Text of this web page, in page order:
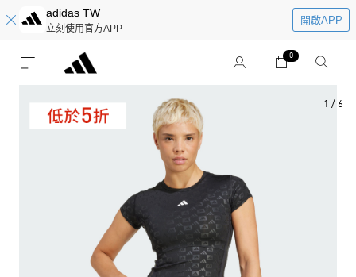
adidas TW
立刻使用官方APP
開啟APP
0
1 / 6